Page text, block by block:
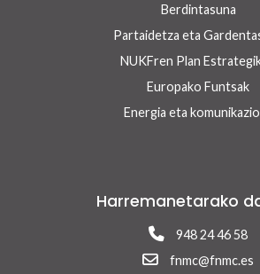
Berdintasuna
Partaidetza eta
NUKFren Plan
Europako Funtsak
Energia eta
Harremanetarako
948 24 46 58
fnmc@fnmc.es